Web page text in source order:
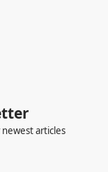
articles